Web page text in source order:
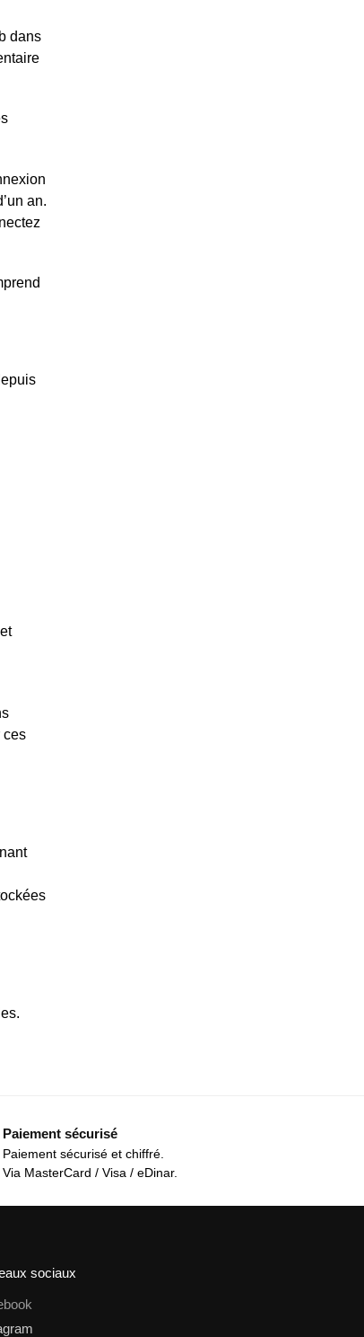
dans
an.
ces
Paiement sécurisé
Paiement sécurisé et chiffré.
Via MasterCard / Visa / eDinar.
sociaux